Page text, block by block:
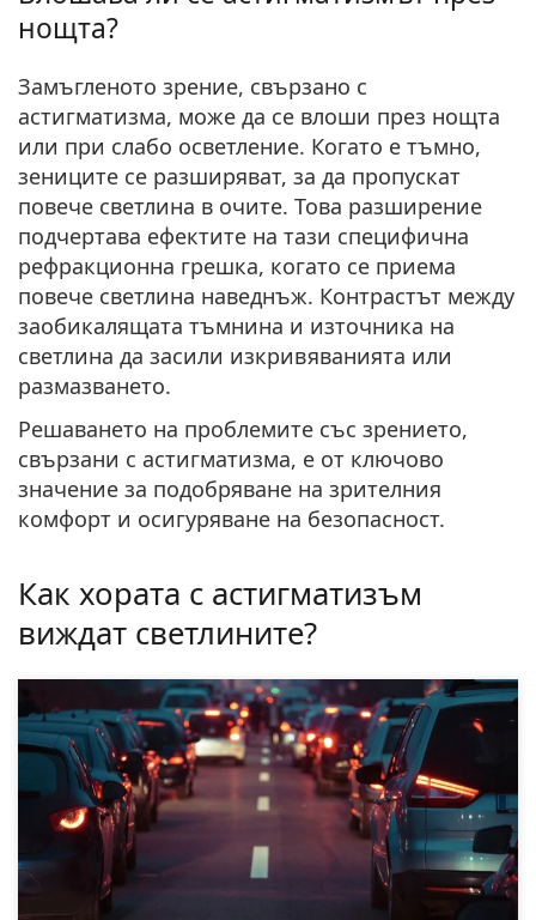
нощта?
Замъгленото зрение, свързано с
астигматизма, може да се влоши през нощта
или при слабо осветление. Когато е тъмно,
зениците се разширяват, за да пропускат
повече светлина в очите. Това разширение
подчертава ефектите на тази специфична
рефракционна грешка, когато се приема
повече светлина наведнъж. Контрастът между
заобикалящата тъмнина и източника на
светлина да засили изкривяванията или
размазването.
Решаването на проблемите със зрението,
свързани с астигматизма, е от ключово
значение за подобряване на зрителния
комфорт и осигуряване на безопасност.
Как хората с астигматизъм
виждат светлините?